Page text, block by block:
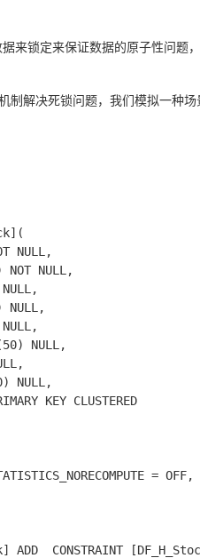
来锁定来保证数据的原子性问
制解决死锁问题，我们模拟一种
NULL,
NOT NULL,
NULL,
NULL,
NULL,
KEY CLUSTERED
=
ADD  CONSTRAINT